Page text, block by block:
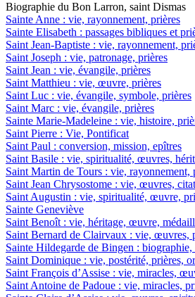
Biographie du Bon Larron, saint Dismas
Sainte Anne : vie, rayonnement, prières
Sainte Elisabeth : passages bibliques et
Saint Jean-Baptiste : vie, rayonnement,
Saint Joseph : vie, patronage, prières
Saint Jean : vie, évangile, prières
Saint Matthieu : vie, œuvre, prières
Saint Luc : vie, évangile, symbole, prières
Saint Marc : vie, évangile, prières
Sainte Marie-Madeleine : vie, histoire,
Saint Pierre : Vie, Pontificat
Saint Paul : conversion, mission, epîtres
Saint Basile : vie, spiritualité, œuvres,
Saint Martin de Tours : vie, rayonnement,
Saint Jean Chrysostome : vie, œuvres,
Saint Augustin : vie, spiritualité, œuvre,
Sainte Geneviève
Saint Benoît : vie, héritage, œuvre,
Saint Bernard de Clairvaux : vie, œuvres,
Sainte Hildegarde de Bingen :
Saint Dominique : vie, postérité, prières,
Saint François d’Assise : vie, miracles,
Saint Antoine de Padoue : vie, miracles,